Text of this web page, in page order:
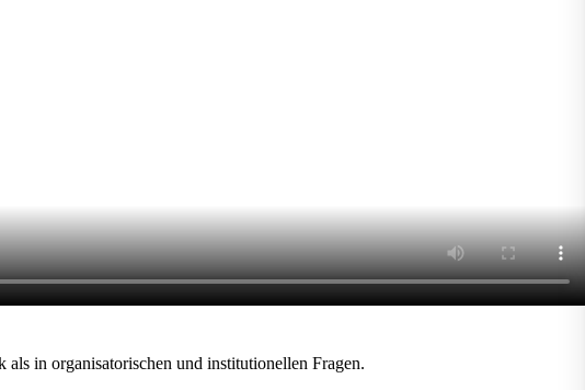
in organisatorischen und institutionellen Fragen.